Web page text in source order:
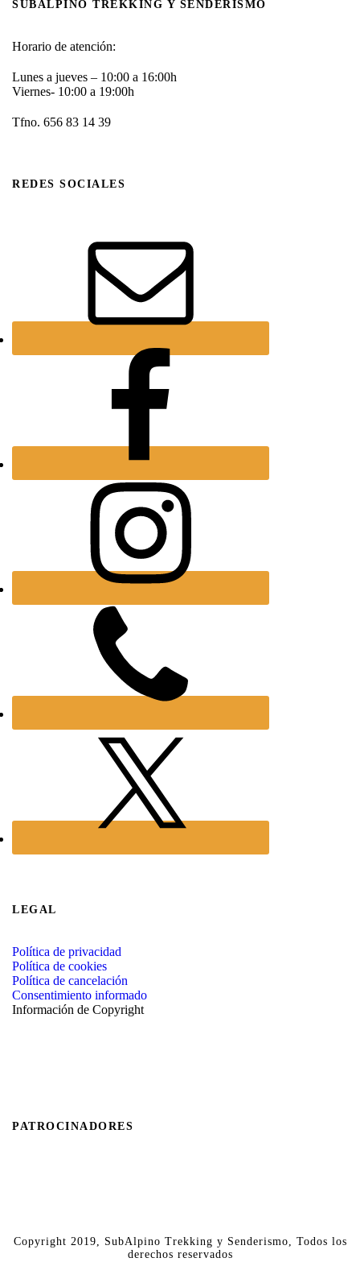
SUBALPINO TREKKING Y SENDERISMO
Horario de atención:
Lunes a jueves – 10:00 a 16:00h
Viernes- 10:00 a 19:00h
Tfno. 656 83 14 39
REDES SOCIALES
LEGAL
Política de privacidad
Política de cookies
Política de cancelación
Consentimiento informado
Información de Copyright
PATROCINADORES
Copyright 2019, SubAlpino Trekking y Senderismo, Todos los
derechos reservados